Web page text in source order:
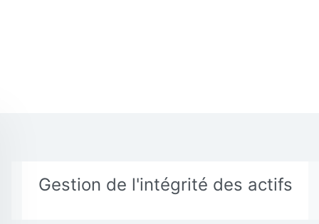
Gestion de l'intégrité des actifs